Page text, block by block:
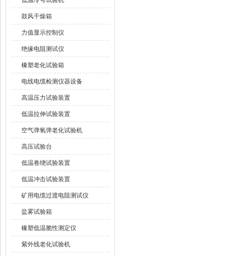
鼓风干燥箱
力值显示控制仪
绝缘电阻测试仪
橡塑老化试验箱
电线电缆检测仪器设备
高温压力试验装置
低温拉伸试验装置
空气弹氧弹老化试验机
高压试验台
低温卷绕试验装置
低温冲击试验装置
矿用电缆过渡电阻测试仪
盐雾试验箱
橡塑低温脆性测定仪
紫外线老化试验机